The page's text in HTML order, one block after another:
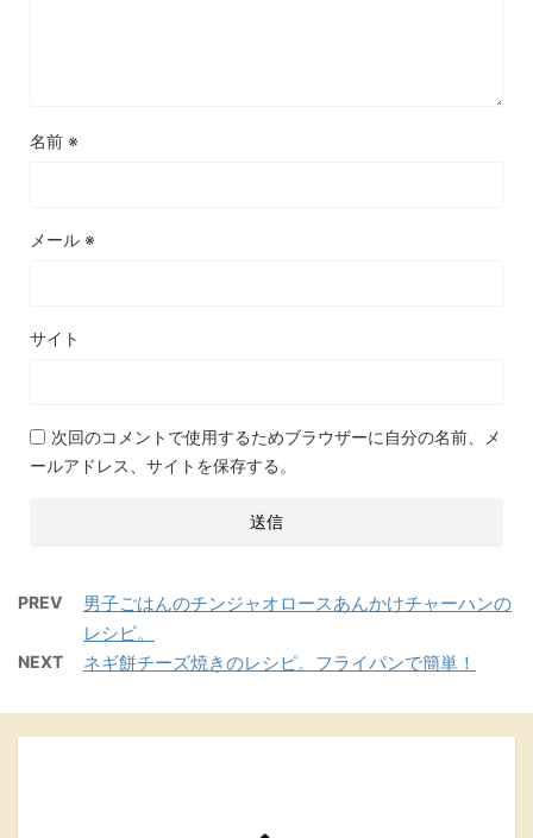
名前 ※
メール ※
サイト
次回のコメントで使用するためブラウザーに自分の名前、メ
ールアドレス、サイトを保存する。
PREV
男子ごはんのチンジャオロースあんかけチャーハンの
レシピ。
NEXT ネギ餅チーズ焼きのレシピ。フライパンで簡単！